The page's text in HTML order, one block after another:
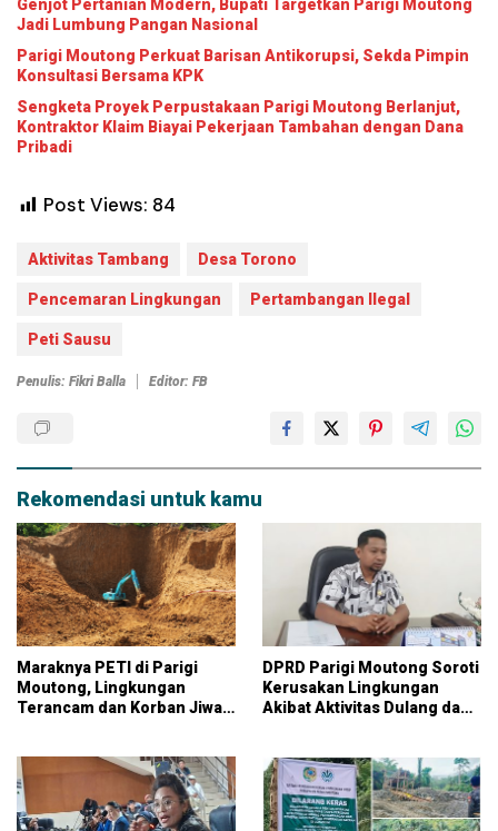
Genjot Pertanian Modern, Bupati Targetkan Parigi Moutong
Jadi Lumbung Pangan Nasional
Parigi Moutong Perkuat Barisan Antikorupsi, Sekda Pimpin
Konsultasi Bersama KPK
Sengketa Proyek Perpustakaan Parigi Moutong Berlanjut,
Kontraktor Klaim Biayai Pekerjaan Tambahan dengan Dana
Pribadi
Post Views: 84
Aktivitas Tambang Desa Torono
Pencemaran Lingkungan Pertambangan Ilegal
Peti Sausu
Penulis: Fikri Balla Editor: FB
Rekomendasi untuk kamu
Maraknya PETI di Parigi
Moutong, Lingkungan
Terancam dan Korban Jiwa
DPRD Parigi Moutong Soroti
Kerusakan Lingkungan
Akibat Aktivitas Dulang dan